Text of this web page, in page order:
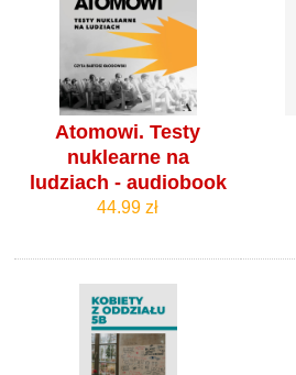
Atomowi. Testy
nuklearne na
ludziach - audiobook
44.99 zł